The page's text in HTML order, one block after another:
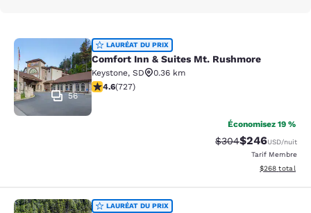
Comfort Inn & Suites Mt. Rushmore
56
LAURÉAT DU PRIX
Comfort Inn & Suites Mt. Rushmore
Keystone, SD
0.36 km
4.56 étoiles. Excellent. 727 commentaires
4.6(727)
Économisez 19 %
Tarif barré :
$304Tarif réduit :
$246USD/nuit
Tarif Membre
Afficher les
$268 total
LAURÉAT DU PRIX